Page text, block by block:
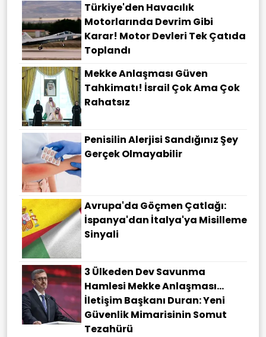
Türkiye'den Havacılık
Motorlarında Devrim Gibi
Karar! Motor Devleri Tek Çatıda
Toplandı
Mekke Anlaşması Güven
Tahkimatı! İsrail Çok Ama Çok
Rahatsız
Penisilin Alerjisi Sandığınız Şey
Gerçek Olmayabilir
Avrupa'da Göçmen Çatlağı:
İspanya'dan İtalya'ya Misilleme
Sinyali
3 Ülkeden Dev Savunma
Hamlesi Mekke Anlaşması…
İletişim Başkanı Duran: Yeni
Güvenlik Mimarisinin Somut
Tezahürü